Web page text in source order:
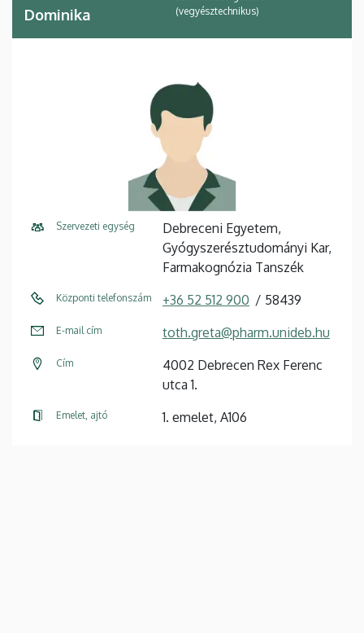
Dominika
(vegyésztechnikus)
Szervezeti egység
Debreceni Egyetem,
Gyógyszerésztudományi Kar,
Farmakognózia Tanszék
Központi telefonszám +36 52 512 900 58439
E-mail cím toth.greta@pharm.unideb.hu
Cím
4002 Debrecen Rex Ferenc
utca 1.
Emelet, ajtó 1. emelet, A106